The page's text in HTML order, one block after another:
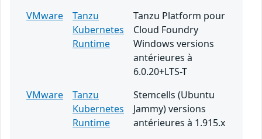
VMware
Tanzu
Kubernetes
Runtime
Tanzu Platform pour
Cloud Foundry
Windows versions
antérieures à
6.0.20+LTS-T
VMware
Tanzu
Kubernetes
Runtime
Stemcells (Ubuntu
Jammy) versions
antérieures à 1.915.x